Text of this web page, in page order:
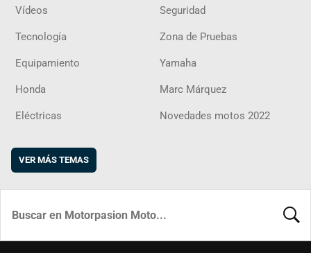
Vídeos Seguridad
Tecnología Zona de Pruebas
Equipamiento Yamaha
Honda Marc Márquez
Eléctricas Novedades motos 2022
VER MÁS TEMAS